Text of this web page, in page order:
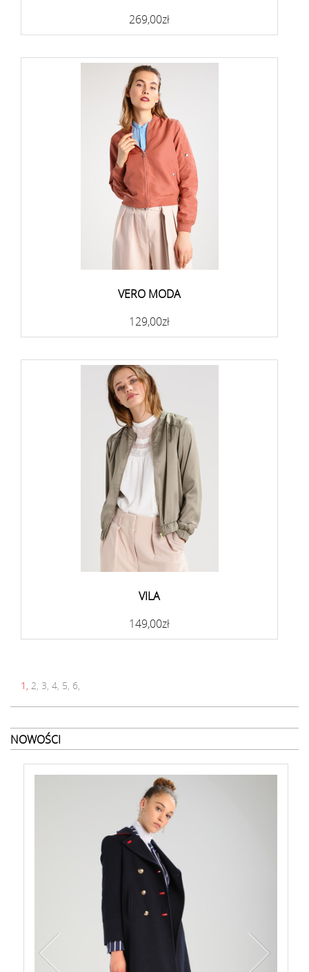
269,00zł
VERO MODA
129,00zł
VILA
149,00zł
1, 2, 3, 4, 5, 6,
NOWOŚCI